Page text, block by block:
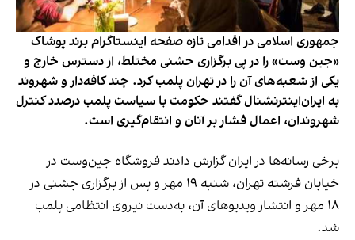
جمهوری اسلامی در اقدامی تازه صفحه اینستاگرام برند پوشاک
«جین وست» را در پی برگزاری جشنی مختلط، از دسترس خارج و
یکی از شعبه‌های آن را در تهران پلمب کرد. چند کافه‌‌دار و شهروند
به ایران‌اینترنشنال گفتند حکومت با سیاست پلمب درصدد کنترل
شهروندان، اعمال فشار بر آنان و انتقام‌گیری است.
برخی رسانه‌ها در ایران گزارش دادند فروشگاه جین‌وست در
خیابان فرشته تهران، شنبه ۱۹ مهر و پس از برگزاری جشنی در
۱۸ مهر و انتشار ویدیوهای آن، به‌دست نیروی انتظامی پلمب
شد.